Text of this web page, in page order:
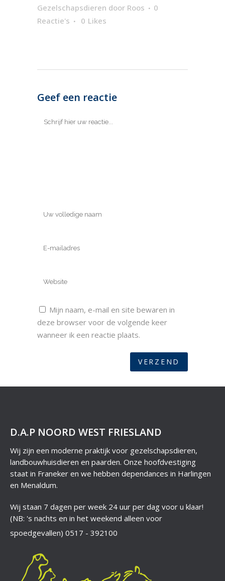
Gezelschapsdieren door Roos
0
Reactie's
0 Likes
Geef een reactie
Mijn naam, e-mail en site bewaren in
deze browser voor de volgende keer
wanneer ik een reactie plaats.
D.A.P NOORD WEST FRIESLAND
Wij zijn een moderne praktijk voor gezelschapsdieren,
landbouwhuisdieren en paarden. Onze hoofdvestiging
staat in Franeker en we hebben dependances in Harlingen
en Menaldum.
Wij staan 7 dagen per week 24 uur per dag voor u klaar!
(NB: 's nachts en in het weekend alleen voor
spoedgevallen) 0517 - 392100